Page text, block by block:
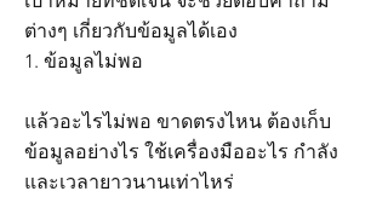
ต่างๆ เกี่ยวกับข้อมูลได้เอง
1. ข้อมูลไม่พอ
แล้วอะไรไม่พอ ขาดตรงไหน ต้องเก็บ
ข้อมูลอย่างไร ใช้เครื่องมืออะไร กำลัง
และเวลายาวนานเท่าไหร่